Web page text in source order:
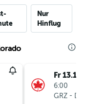
Nur
Hinflug
Fr 13.11.
6:00
GRZ -